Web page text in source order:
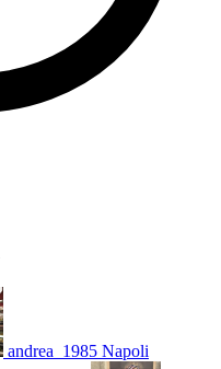
andrea_1985 Napoli